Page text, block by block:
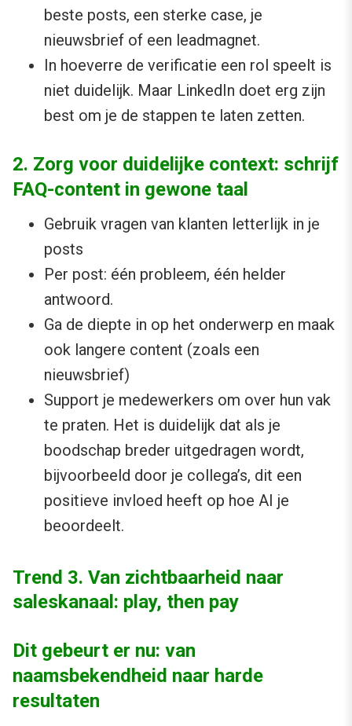
beste posts, een sterke case, je
nieuwsbrief of een leadmagnet.
In hoeverre de verificatie een rol speelt is
niet duidelijk. Maar LinkedIn doet erg zijn
best om je de stappen te laten zetten.
2. Zorg voor duidelijke context: schrijf
FAQ-content in gewone taal
Gebruik vragen van klanten letterlijk in je
posts
Per post: één probleem, één helder
antwoord.
Ga de diepte in op het onderwerp en maak
ook langere content (zoals een
nieuwsbrief)
Support je medewerkers om over hun vak
te praten. Het is duidelijk dat als je
boodschap breder uitgedragen wordt,
bijvoorbeeld door je collega’s, dit een
positieve invloed heeft op hoe AI je
beoordeelt.
Trend 3. Van zichtbaarheid naar
saleskanaal: play, then pay
Dit gebeurt er nu: van
naamsbekendheid naar harde
resultaten